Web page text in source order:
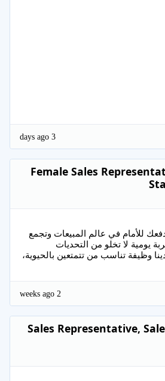
3 days ago
Female Sales
للأمام في عالم المبيعات وتجمع
يومية لا تخلو من التحديات
وظيفة تناسب من تتمتعين بالحيوية،
2 weeks ago
Sales Representative,